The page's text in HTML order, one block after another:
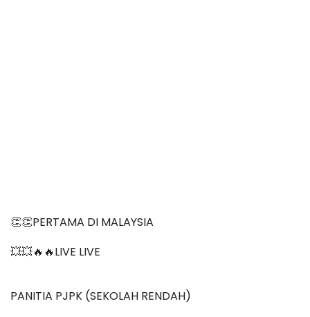
👏👏PERTAMA DI MALAYSIA
💥💥🔥🔥LIVE LIVE
PANITIA PJPK (SEKOLAH RENDAH)